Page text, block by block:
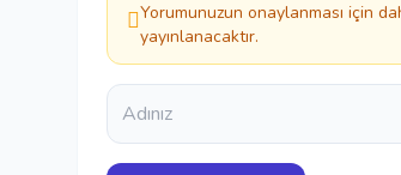
Yorumunuzun onaylanması için
yayınlanacaktır.